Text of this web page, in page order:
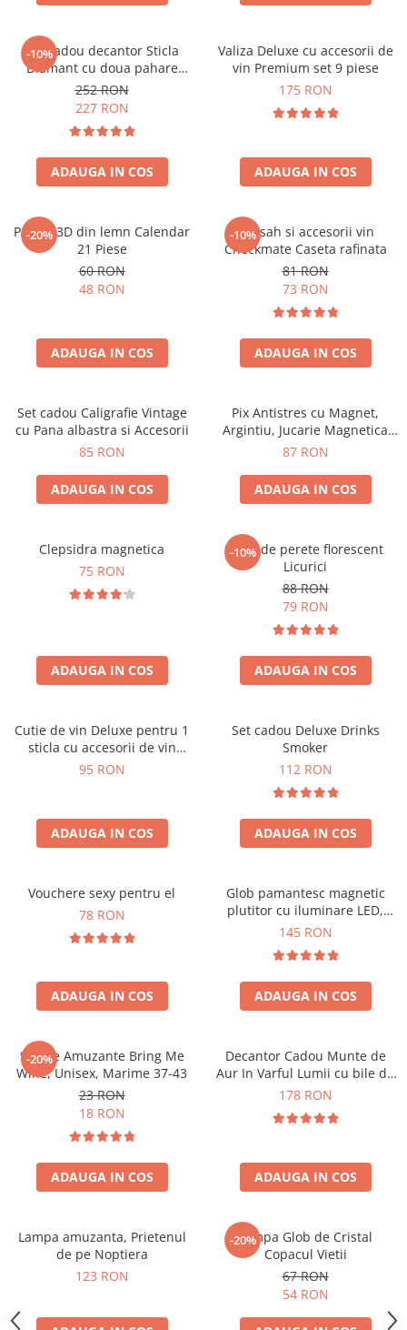
-10%
Set cadou decantor Sticla
Diamant cu doua pahare
Deluxe
252 RON
227 RON
ADAUGA IN COS
Valiza Deluxe cu accesorii de
vin Premium set 9 piese
175 RON
ADAUGA IN COS
-20%
Puzzle 3D din lemn Calendar
21 Piese
60 RON
48 RON
ADAUGA IN COS
-10%
Set sah si accesorii vin
Checkmate Caseta rafinata
81 RON
73 RON
ADAUGA IN COS
Set cadou Caligrafie Vintage
cu Pana albastra si Accesorii
85 RON
ADAUGA IN COS
Pix Antistres cu Magnet,
Argintiu, Jucarie Magnetica
pentru Birou
87 RON
ADAUGA IN COS
Clepsidra magnetica
75 RON
ADAUGA IN COS
-10%
Ceas de perete florescent
Licurici
88 RON
79 RON
ADAUGA IN COS
Cutie de vin Deluxe pentru 1
sticla cu accesorii de vin
incluse interior oranj
95 RON
ADAUGA IN COS
Set cadou Deluxe Drinks
Smoker
112 RON
ADAUGA IN COS
Vouchere sexy pentru el
78 RON
ADAUGA IN COS
Glob pamantesc magnetic
plutitor cu iluminare LED,
Forma C
145 RON
ADAUGA IN COS
-20%
Sosete Amuzante Bring Me
Wine, Unisex, Marime 37-43
23 RON
18 RON
ADAUGA IN COS
Decantor Cadou Munte de
Aur In Varful Lumii cu bile de
curatare
178 RON
ADAUGA IN COS
Lampa amuzanta, Prietenul
de pe Noptiera
123 RON
-20%
Lampa Glob de Cristal
Copacul Vietii
67 RON
54 RON